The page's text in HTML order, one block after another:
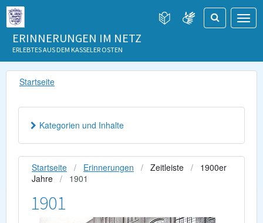
ERINNERUNGEN IM NETZ
ERLEBTES AUS DEM KASSELER OSTEN
Startseite
Startseite Erinnerungen Zeitleiste
1900er
Jahre
1901
1901
Kategorien und Inhalte